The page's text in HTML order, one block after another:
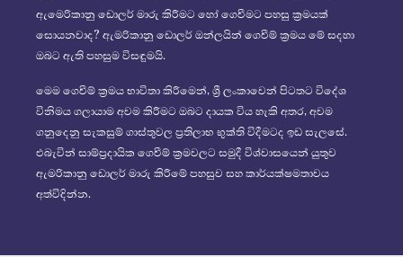
ඇමෙරිකානු ඩොලර් මාරු කිරීමට හෝ ගෙවීමට පහසු ක්‍රමයක්
සොයනවාද? ඇමරිකානු ඩොලර් ඔන්ලයින් ගෙවීම් ක්‍රමය මේ සදහා
ඔබට ඇති පහසුම විසඳුමයි.
මෙම ගෙවීම් ක්‍රමය භාවිතා කිරීමෙන්, ශ්‍රී ලංකාවෙන් පිටතට විදේශ
විනිමය ගලායාම අවම කිරීමට ඔබට දායක විය හැකි අතර, අවම
ගනුදෙනු සැකසුම් ගාස්තුවල ප්‍රතිලාභ භුක්ති විදීමටද ඉඩ සැලසේ.
එබැවින් සාම්ප්‍රදායික ගෙවීම් ක්‍රමවලට සමුදී විශ්වාසයෙන් යුතුව
ඇමරිකානු ඩොලර් මාරු කිරීමේ පහසුව සහ කාර්යක්ෂමතාවය
අත්විදින්න.